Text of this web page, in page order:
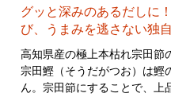
グッと深みのあるだしに
び、うまみを逃さない独
高知県産の極上本枯れ宗田節
宗田鰹（そうだがつお）は鰹
ん。宗田節にすることで、上